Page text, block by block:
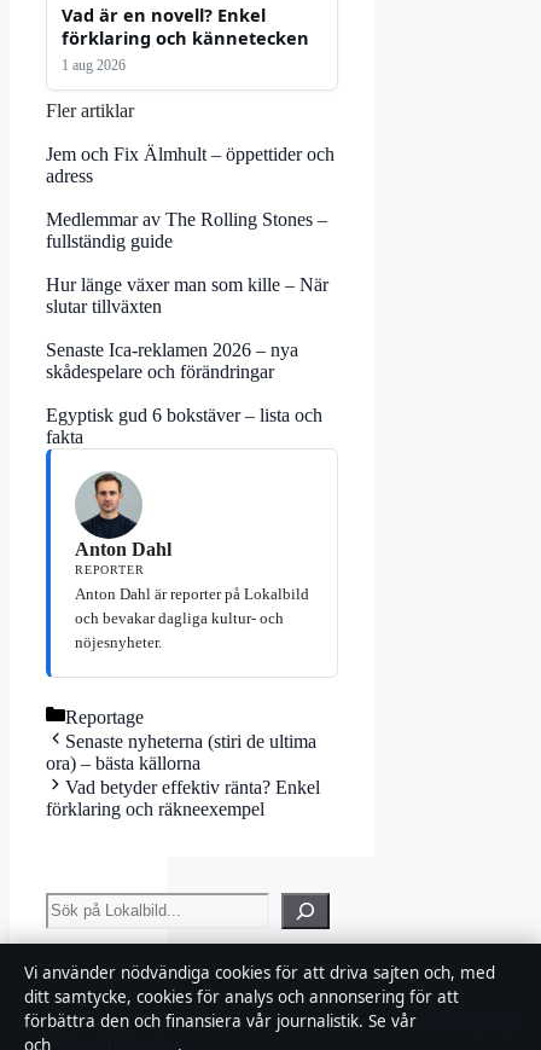
Vad är en novell? Enkel
förklaring och kännetecken
1 aug 2026
Fler artiklar
Jem och Fix Älmhult – öppettider och
adress
Medlemmar av The Rolling Stones –
fullständig guide
Hur länge växer man som kille – När
slutar tillväxten
Senaste Ica-reklamen 2026 – nya
skådespelare och förändringar
Egyptisk gud 6 bokstäver – lista och
fakta
Anton Dahl
REPORTER
Anton Dahl är reporter på Lokalbild
och bevakar dagliga kultur- och
nöjesnyheter.
Kategorier
Reportage
Senaste nyheterna (stiri de ultima
ora) – bästa källorna
Vad betyder effektiv ränta? Enkel
förklaring och räkneexempel
Sök
Giro
Vi använder nödvändiga cookies för att driva sajten och, med
ditt samtycke, cookies för analys och annonsering för att
förbättra den och finansiera vår journalistik. Se vår
och
.